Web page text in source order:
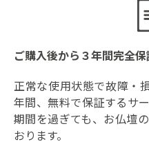
ご購入後から３年間完全
正常な使用状態で故障・
年間、無料で保証するサ
期間を過ぎても、お仏壇
おります。